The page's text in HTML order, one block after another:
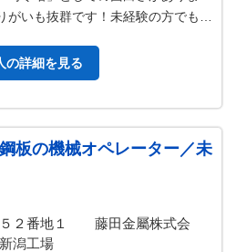
いも抜群です！未経験の方でも安
の詳細を見る
板の機械オペレーター／未
５２番地１ 藤田金屬株式会
潟工場